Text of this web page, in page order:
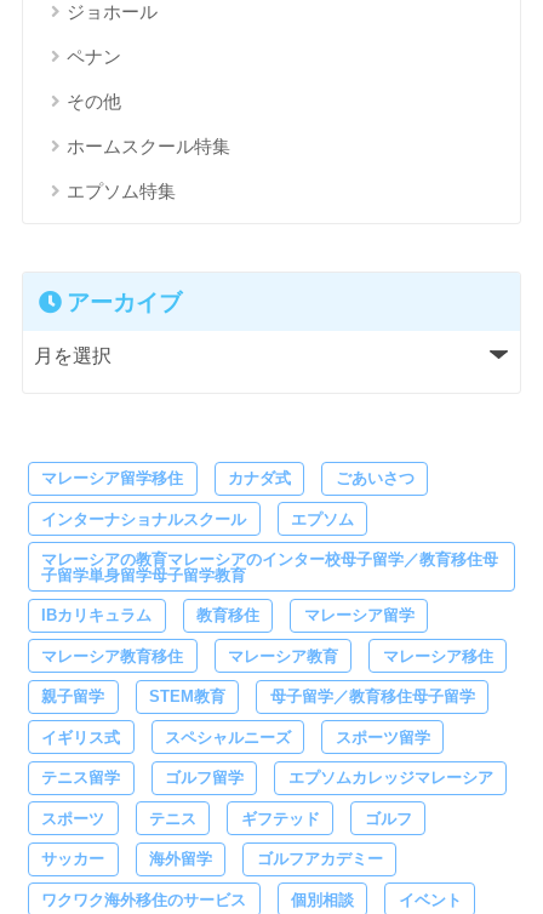
ジョホール
ペナン
その他
ホームスクール特集
エプソム特集
アーカイブ
マレーシア留学移住 カナダ式 ごあいさつ
インターナショナルスクール エプソム
マレーシアの教育マレーシアのインター校母子留学／教育移住母
子留学単身留学母子留学教育
IBカリキュラム 教育移住 マレーシア留学
マレーシア教育移住 マレーシア教育 マレーシア移住
親子留学 STEM教育 母子留学／教育移住母子留学
イギリス式 スペシャルニーズ スポーツ留学
テニス留学 ゴルフ留学 エプソムカレッジマレーシア
スポーツ テニス ギフテッド ゴルフ
サッカー 海外留学 ゴルフアカデミー
ワクワク海外移住のサービス 個別相談 イベント